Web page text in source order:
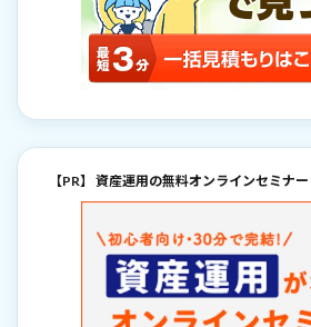
【PR】 資産運用の無料オンラインセミナー